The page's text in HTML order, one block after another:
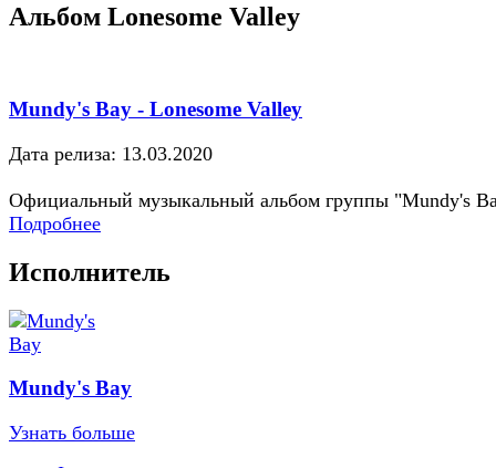
Альбом Lonesome Valley
Mundy's Bay - Lonesome Valley
Дата релиза: 13.03.2020
Официальный музыкальный альбом группы "Mundy's
Подробнее
Исполнитель
Mundy's Bay
Узнать больше